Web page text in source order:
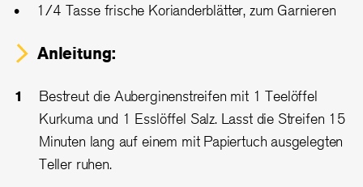
1/4 Tasse frische Korianderblätter, zum Garnieren
Anleitung:
Bestreut die Auberginenstreifen mit 1 Teelöffel
Kurkuma und 1 Esslöffel Salz. Lasst die Streifen 15
Minuten lang auf einem mit Papiertuch ausgelegten
Teller ruhen.